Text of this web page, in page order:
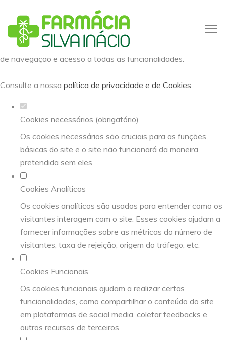
Defina as suas preferências de
cookies para este website.
Este website utiliza cookies estritamente necessários,
analíticos e funcionais, para lhe oferecer uma boa experiência
de navegação e acesso a todas as funcionalidades.
Consulte a nossa política de privacidade e de Cookies.
Cookies necessários (obrigatório)
Os cookies necessários são cruciais para as funções
básicas do site e o site não funcionará da maneira
pretendida sem eles
Cookies Analíticos
Os cookies analíticos são usados para entender como os
visitantes interagem com o site. Esses cookies ajudam a
fornecer informações sobre as métricas do número de
visitantes, taxa de rejeição, origem do tráfego, etc.
Cookies Funcionais
Os cookies funcionais ajudam a realizar certas
funcionalidades, como compartilhar o conteúdo do site
em plataformas de social media, coletar feedbacks e
outros recursos de terceiros.